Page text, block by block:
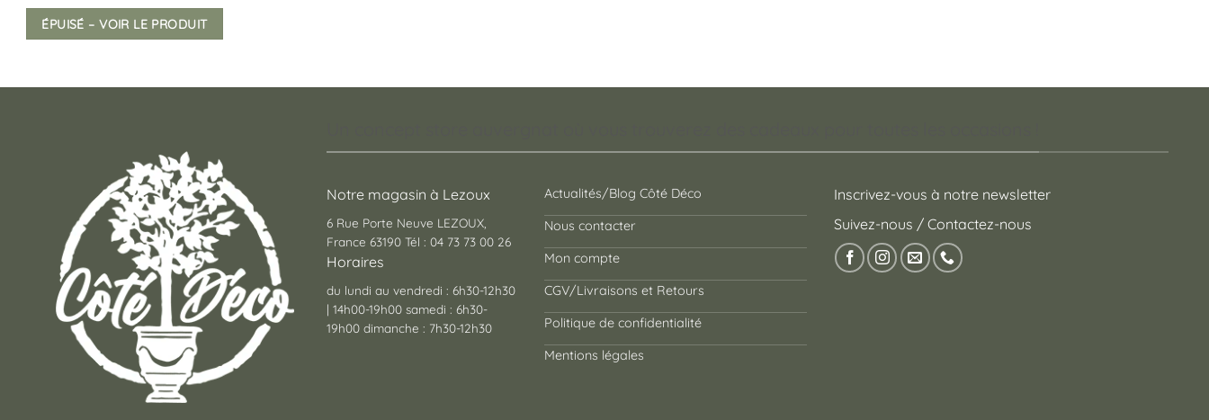
ÉPUISÉ – VOIR LE PRODUIT
Notre magasin à Lezoux
6 Rue Porte Neuve LEZOUX,
France 63190 Tél : 04 73 73 00 26
Horaires
du lundi au vendredi : 6h30-12h30
| 14h00-19h00 samedi : 6h30-
19h00 dimanche : 7h30-12h30
Actualités/Blog Côté Déco
Nous contacter
Mon compte
CGV/Livraisons et Retours
Politique de confidentialité
Mentions légales
Inscrivez-vous à notre newsletter
Suivez-nous / Contactez-nous